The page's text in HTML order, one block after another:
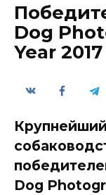
Dog
Year 2017
Dog